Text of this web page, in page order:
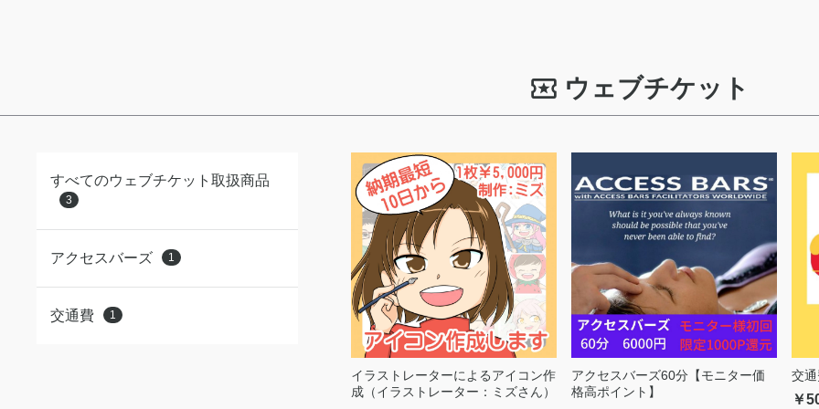
ウェブチケット
すべてのウェブチケット取扱商品
3
アクセスバーズ 1
交通費 1
イラストレーターによるアイコン作
成（イラストレーター：ミズさん）
アクセスバーズ60分【モニター価
格高ポイント】
交
￥